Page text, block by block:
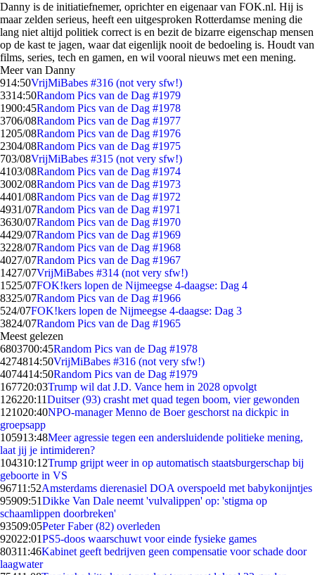
Danny is de initiatiefnemer, oprichter en eigenaar van FOK.nl. Hij is
maar zelden serieus, heeft een uitgesproken Rotterdamse mening die
lang niet altijd politiek correct is en bezit de bizarre eigenschap mensen
op de kast te jagen, waar dat eigenlijk nooit de bedoeling is. Houdt van
films, series, tech en gamen, en wil vooral nieuws met een mening.
Meer van Danny
914:50VrijMiBabes #316 (not very sfw!)
3314:50Random Pics van de Dag #1979
1900:45Random Pics van de Dag #1978
3706/08Random Pics van de Dag #1977
1205/08Random Pics van de Dag #1976
2304/08Random Pics van de Dag #1975
703/08VrijMiBabes #315 (not very sfw!)
4103/08Random Pics van de Dag #1974
3002/08Random Pics van de Dag #1973
4401/08Random Pics van de Dag #1972
4931/07Random Pics van de Dag #1971
3630/07Random Pics van de Dag #1970
4429/07Random Pics van de Dag #1969
3228/07Random Pics van de Dag #1968
4027/07Random Pics van de Dag #1967
1427/07VrijMiBabes #314 (not very sfw!)
1525/07FOK!kers lopen de Nijmeegse 4-daagse: Dag 4
8325/07Random Pics van de Dag #1966
524/07FOK!kers lopen de Nijmeegse 4-daagse: Dag 3
3824/07Random Pics van de Dag #1965
Meest gelezen
6803700:45Random Pics van de Dag #1978
4274814:50VrijMiBabes #316 (not very sfw!)
4074414:50Random Pics van de Dag #1979
167720:03Trump wil dat J.D. Vance hem in 2028 opvolgt
126220:11Duitser (93) crasht met quad tegen boom, vier gewonden
121020:40NPO-manager Menno de Boer geschorst na dickpic in
groepsapp
105913:48Meer agressie tegen een andersluidende politieke mening,
laat jij je intimideren?
104310:12Trump grijpt weer in op automatisch staatsburgerschap bij
geboorte in VS
96711:52Amsterdams dierenasiel DOA overspoeld met babykonijntjes
95909:51Dikke Van Dale neemt 'vulvalippen' op: 'stigma op
schaamlippen doorbreken'
93509:05Peter Faber (82) overleden
92022:01PS5-doos waarschuwt voor einde fysieke games
80311:46Kabinet geeft bedrijven geen compensatie voor schade door
laagwater